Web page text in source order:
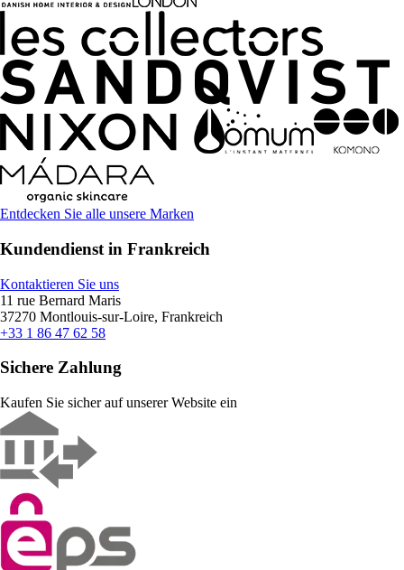
Entdecken Sie alle unsere Marken
Kundendienst in Frankreich
Kontaktieren Sie uns
11 rue Bernard Maris
37270 Montlouis-sur-Loire, Frankreich
+33 1 86 47 62 58
Sichere Zahlung
Kaufen Sie sicher auf unserer Website ein